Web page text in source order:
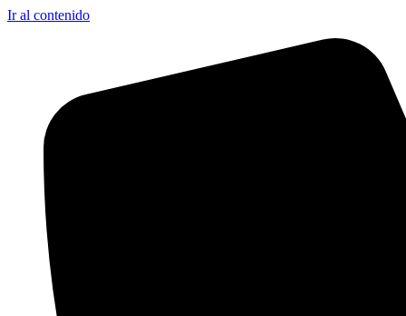
Ir al contenido